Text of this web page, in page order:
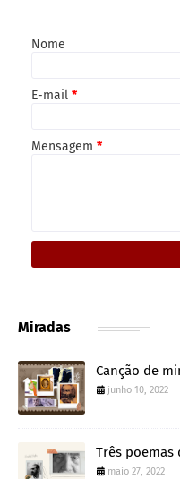
Nome
E-mail *
Mensagem *
Miradas
Canção de
junho 10, 2022
Três poemas
maio 27, 2022